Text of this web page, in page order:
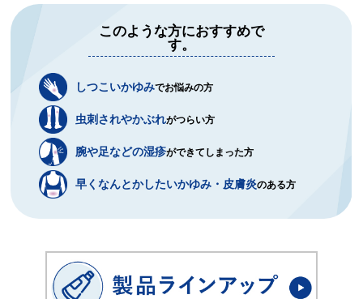
このような方におすすめで
す。
しつこいかゆみでお悩みの方
虫刺されやかぶれがつらい方
腕や足などの湿疹ができてしまった方
早くなんとかしたいかゆみ・皮膚炎のある方